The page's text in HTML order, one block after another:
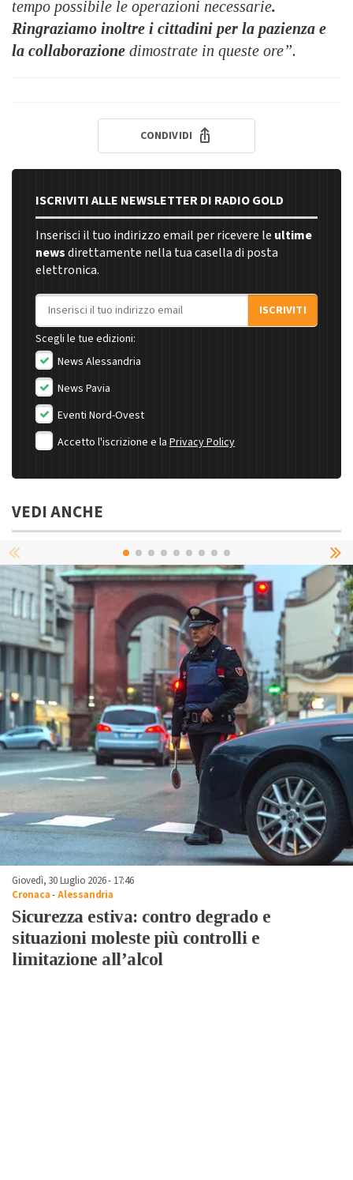
tempo possibile le operazioni necessarie.
Ringraziamo inoltre i cittadini per la pazienza e
la collaborazione dimostrate in queste ore”.
CONDIVIDI
ISCRIVITI ALLE NEWSLETTER DI RADIO GOLD
Inserisci il tuo indirizzo email per ricevere le ultime
newsdirettamente nella tua casella di posta
elettronica.
Indirizzo email
ISCRIVITI
Scegli le tue edizioni:
News Alessandria
News Pavia
Eventi Nord-Ovest
Accetto l'iscrizione e la Privacy Policy
VEDI ANCHE
Giovedì, 30 Luglio 2026 - 17:46
Cronaca-Alessandria
Sicurezza estiva: contro degrado e
situazioni moleste più controlli e
limitazione all’alcol